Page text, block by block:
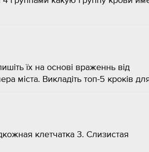
їх на основі враженнь від
міста. Викладіть топ-5 кроків
клетчатка 3. Слизистая